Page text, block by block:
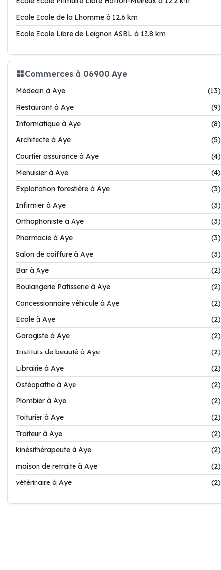
Ecole Ecole de la Lhomme à 12.6 km
Ecole Ecole Libre de Leignon ASBL à 13.8 km
Commerces à 06900 Aye
Médecin à Aye
(13)
Restaurant à Aye
(9)
Informatique à Aye
(8)
Architecte à Aye
(5)
Courtier assurance à Aye
(4)
Menuisier à Aye
(4)
Exploitation forestière à Aye
(3)
Infirmier à Aye
(3)
Orthophoniste à Aye
(3)
Pharmacie à Aye
(3)
Salon de coiffure à Aye
(3)
Bar à Aye
(2)
Boulangerie Patisserie à Aye
(2)
Concessionnaire véhicule à Aye
(2)
Ecole à Aye
(2)
Garagiste à Aye
(2)
Instituts de beauté à Aye
(2)
Librairie à Aye
(2)
Ostéopathe à Aye
(2)
Plombier à Aye
(2)
Toiturier à Aye
(2)
Traiteur à Aye
(2)
kinésithérapeute à Aye
(2)
maison de retraite à Aye
(2)
vétérinaire à Aye
(2)